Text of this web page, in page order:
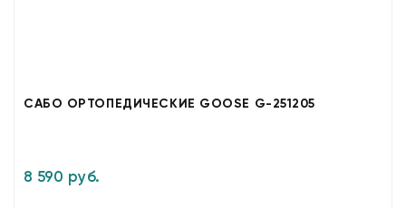
САБО ОРТОПЕДИЧЕСКИЕ GOOSE G-251205
8 590 руб.